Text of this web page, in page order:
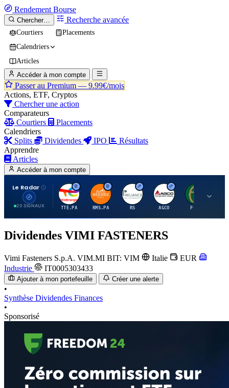
Rendement Bourse
Chercher… Recherche avancée
Courtiers
Placements
Calendriers
Articles
Accéder à mon compte
Passer au Premium — 9.99€/mois
Actions, ETF, Cryptos
Chercher une action
Comparateurs
Courtiers
Placements
Calendriers
Splits
Dividendes IPO
Résultats
Apprendre
Articles
Accéder à mon compte
Le Radar
20 SIGNAUX
T
TTE.PA
H
RMS.PA
R
RS
A
AGCO FCFS
Dividendes VIMI FASTENERS
Vimi Fasteners S.p.A. VIM.MI BIT: VIM Italie
EUR
Industrie
IT0005303433
Ajouter à mon portefeuille Créer une alerte
•
Synthèse Dividendes Finances
•
Sponsorisé